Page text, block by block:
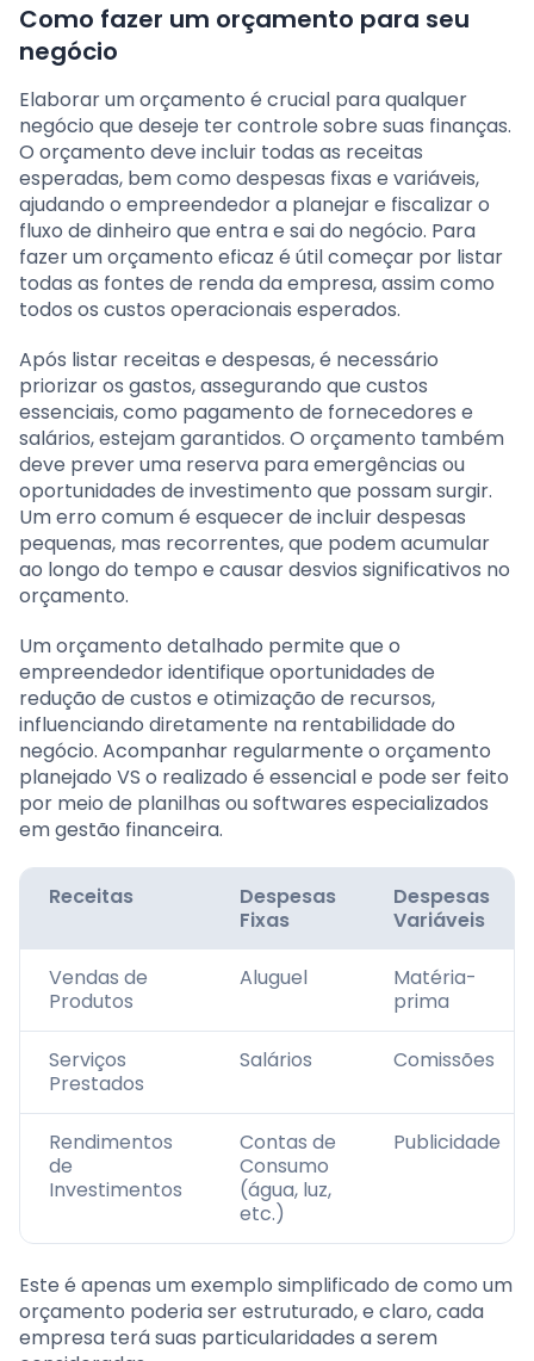
Como fazer um orçamento para seu
negócio
Elaborar um orçamento é crucial para qualquer
negócio que deseje ter controle sobre suas finanças.
O orçamento deve incluir todas as receitas
esperadas, bem como despesas fixas e variáveis,
ajudando o empreendedor a planejar e fiscalizar o
fluxo de dinheiro que entra e sai do negócio. Para
fazer um orçamento eficaz é útil começar por listar
todas as fontes de renda da empresa, assim como
todos os custos operacionais esperados.
Após listar receitas e despesas, é necessário
priorizar os gastos, assegurando que custos
essenciais, como pagamento de fornecedores e
salários, estejam garantidos. O orçamento também
deve prever uma reserva para emergências ou
oportunidades de investimento que possam surgir.
Um erro comum é esquecer de incluir despesas
pequenas, mas recorrentes, que podem acumular
ao longo do tempo e causar desvios significativos no
orçamento.
Um orçamento detalhado permite que o
empreendedor identifique oportunidades de
redução de custos e otimização de recursos,
influenciando diretamente na rentabilidade do
negócio. Acompanhar regularmente o orçamento
planejado VS o realizado é essencial e pode ser feito
por meio de planilhas ou softwares especializados
em gestão financeira.
Receitas
Despesas
Fixas
Despesas
Variáveis
Vendas de
Produtos
Aluguel
Matéria-
prima
Serviços
Prestados
Salários Comissões
Rendimentos
de
Investimentos
Contas de
Consumo
(água, luz,
etc.)
Publicidade
Este é apenas um exemplo simplificado de como um
orçamento poderia ser estruturado, e claro, cada
empresa terá suas particularidades a serem